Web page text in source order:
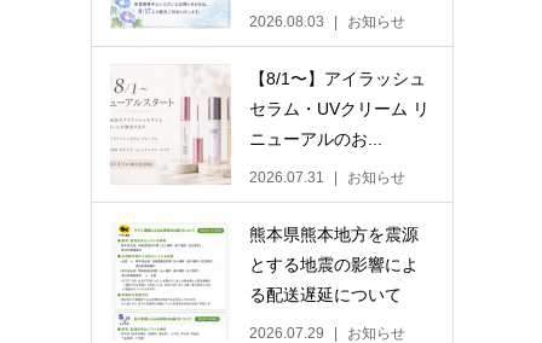
2026.08.03 お知らせ
【8/1〜】アイラッシュ
セラム・UVクリーム リ
ニューアルのお...
2026.07.31 お知らせ
熊本県熊本地方を震源
とする地震の影響によ
る配送遅延について
2026.07.29 お知らせ